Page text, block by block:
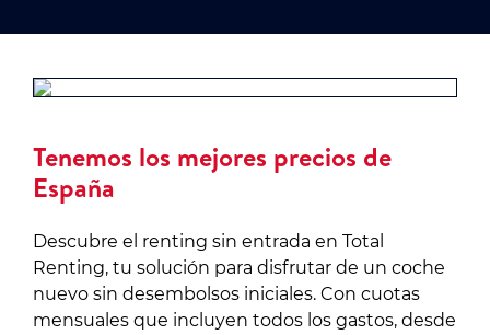
Tenemos los mejores precios de
España
Descubre el renting sin entrada en Total
Renting, tu solución para disfrutar de un coche
nuevo sin desembolsos iniciales. Con cuotas
mensuales que incluyen todos los gastos, desde